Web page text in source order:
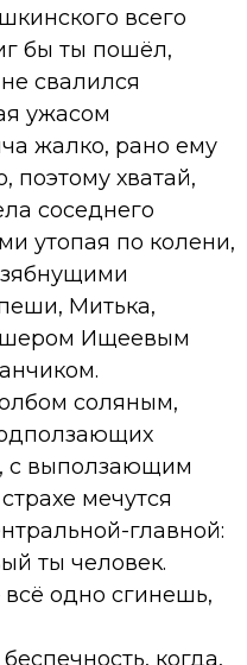
всего
бы ты пошёл,
свалился
ужасом
жалко, рано ему
поэтому хватай,
соседнего
утопая по колени,
Митька,
Ищеевым
соляным,
с выползающим
мечутся
главной:
ты человек.
одно сгинешь,
когда,